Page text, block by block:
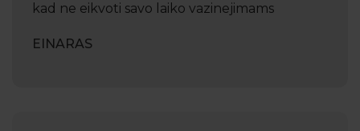
kad ne eikvoti savo laiko vazinejimams
EINARAS